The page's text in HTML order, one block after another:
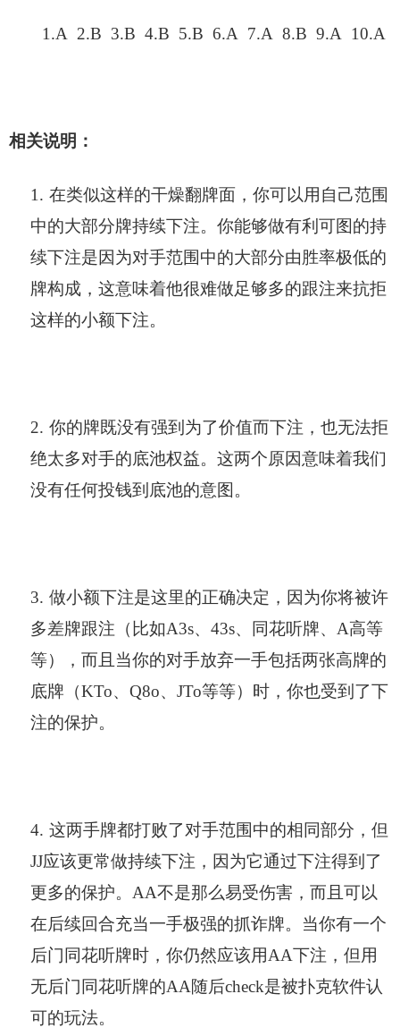
1.A 2.B 3.B 4.B 5.B 6.A 7.A 8.B 9.A 10.A
相关说明：
1. 在类似这样的干燥翻牌面，你可以用自己范围
中的大部分牌持续下注。你能够做有利可图的持
续下注是因为对手范围中的大部分由胜率极低的
牌构成，这意味着他很难做足够多的跟注来抗拒
这样的小额下注。
2. 你的牌既没有强到为了价值而下注，也无法拒
绝太多对手的底池权益。这两个原因意味着我们
没有任何投钱到底池的意图。
3. 做小额下注是这里的正确决定，因为你将被许
多差牌跟注（比如A3s、43s、同花听牌、A高等
等），而且当你的对手放弃一手包括两张高牌的
底牌（KTo、Q8o、JTo等等）时，你也受到了下
注的保护。
4. 这两手牌都打败了对手范围中的相同部分，但
JJ应该更常做持续下注，因为它通过下注得到了
更多的保护。AA不是那么易受伤害，而且可以
在后续回合充当一手极强的抓诈牌。当你有一个
后门同花听牌时，你仍然应该用AA下注，但用
无后门同花听牌的AA随后check是被扑克软件认
可的玩法。